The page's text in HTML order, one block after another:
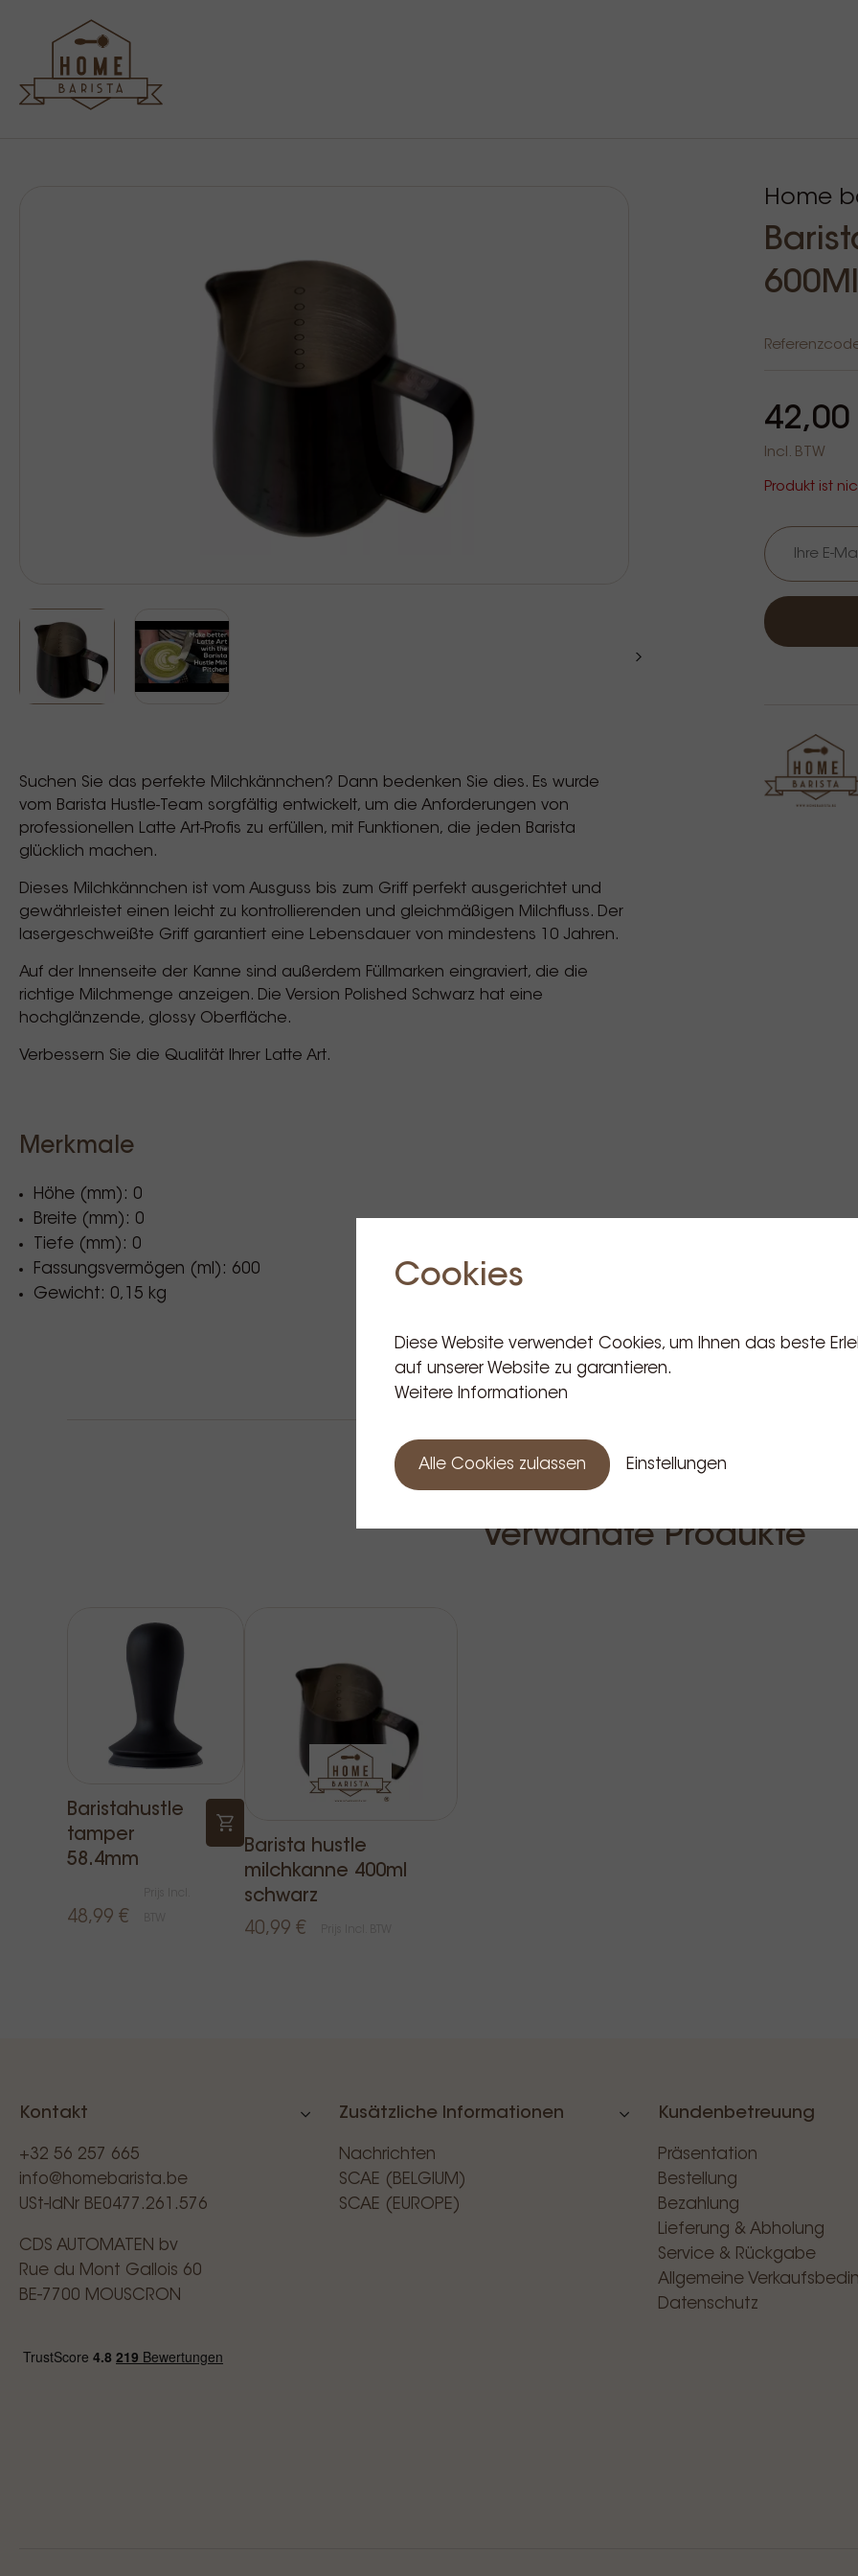
Suchen Sie das perfekte Milchkännchen? Dann bedenken Sie dies. Es wurde
vom Barista Hustle-Team sorgfältig entwickelt, um die Anforderungen von
professionellen Latte Art-Profis zu erfüllen, mit Funktionen, die jeden Barista
glücklich machen.
Dieses Milchkännchen ist vom Ausguss bis zum Griff perfekt ausgerichtet und
gewährleistet einen leicht zu kontrollierenden und gleichmäßigen Milchfluss. Der
lasergeschweißte Griff garantiert eine Lebensdauer von mindestens 10 Jahren.
Auf der Innenseite der Kanne sind außerdem Füllmarken eingraviert, die die
richtige Milchmenge anzeigen. Die Version Polished Schwarz hat eine
hochglänzende, glossy Oberfläche.
Verbessern Sie die Qualität Ihrer Latte Art.
Merkmale
Höhe (mm): 0
Breite (mm): 0
Tiefe (mm): 0
Fassungsvermögen (ml): 600
Gewicht: 0,15 kg
Home
42,00
Incl. BTW
Produkt ist
Verwandte Produkte
Baristahustle
tamper
58.4mm
48,99 €
Barista hustle
milchkanne 400ml
schwarz
40,99 €
Kontakt
+32 56 257 665
info@homebarista.be
USt-IdNr BE0477.261.576
CDS AUTOMATEN bv
Rue du Mont Gallois 60
BE-7700 MOUSCRON
Zusätzliche Informationen
Nachrichten
SCAE (BELGIUM)
SCAE (EUROPE)
Kundenbetreuung
Präsentation
Bestellung
Bezahlung
Lieferung & Abholung
Service & Rückgabe
Allgemeine
Datenschutz
Cookies
Diese Website verwendet Cookies, um Ihnen das beste
auf unserer Website zu garantieren.
Weitere Informationen
Alle Cookies zulassen Einstellungen